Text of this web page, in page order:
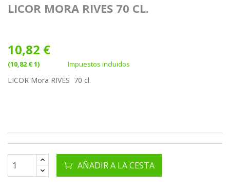
LICOR MORA RIVES 70 CL.
10,82 €
(10,82 € 1) Impuestos incluidos
LICOR Mora RIVES 70 cl.
AÑADIR A LA CESTA